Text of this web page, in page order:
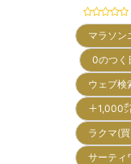
マラソ
0のつ
ウェブ
＋1,000
ラクマ(
サーテ